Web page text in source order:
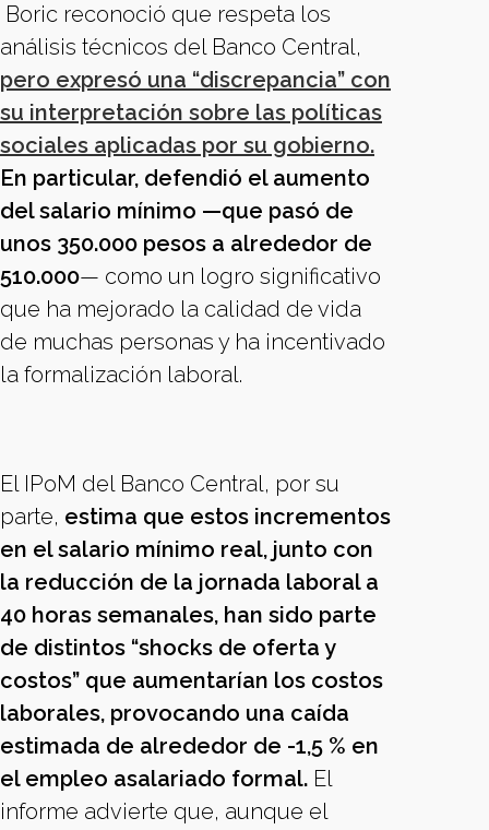
Boric reconoció que respeta los
análisis técnicos del Banco Central,
pero expresó una “discrepancia” con
su interpretación sobre las políticas
sociales aplicadas por su gobierno.
En particular, defendió el aumento
del salario mínimo —que pasó de
unos 350.000 pesos a alrededor de
510.000— como un logro significativo
que ha mejorado la calidad de vida
de muchas personas y ha incentivado
la formalización laboral.
El IPoM del Banco Central, por su
parte, estima que estos incrementos
en el salario mínimo real, junto con
la reducción de la jornada laboral a
40 horas semanales, han sido parte
de distintos “shocks de oferta y
costos” que aumentarían los costos
laborales, provocando una caída
estimada de alrededor de -1,5 % en
el empleo asalariado formal. El
informe advierte que, aunque el